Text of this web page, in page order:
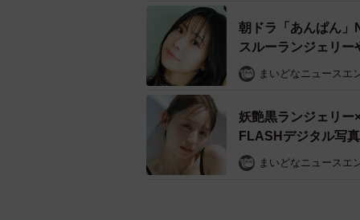
朝ドラ「あんぱん
スルーランジェリ
からあふれ出る色香
まいどなニュースエ
妖艶黒ランジェリ
FLASHデジタル写
まいどなニュースエ